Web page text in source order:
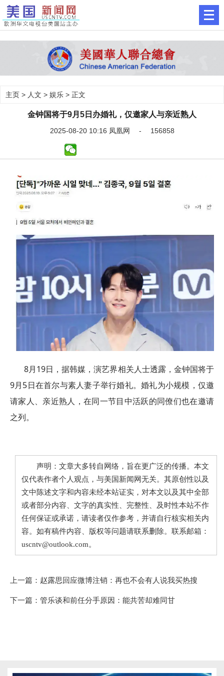
主页 > 人文 > 娱乐 > 正文
金钟国将于9月5日办婚礼，仅邀家人与亲近熟人
2025-08-20 10:16 凤凰网 - 156858
8月19日，据韩媒，演艺界相关人士透露，金钟国将于
9月5日在首尔与素人妻子举行婚礼。婚礼为小规模，仅邀
请家人、亲近熟人，在同一节目中活跃的同僚们也在邀请
之列。
声明：文章大多转自网络，旨在更广泛的传播。本文
仅代表作者个人观点，与美国新闻网无关。其原创性以及
文中陈述文字和内容未经本站证实，对本文以及其中全部
或者部分内容、文字的真实性、完整性、及时性本站不作
任何保证或承诺，请读者仅作参考，并请自行核实相关内
容。如有稿件内容、版权等问题请联系删除。联系邮箱：
uscntv@outlook.com。
上一篇： 赵露思回应微博注销：再也不会有人说我买热搜
下一篇： 管乐谈和前任分手原因：能共苦却难同甘